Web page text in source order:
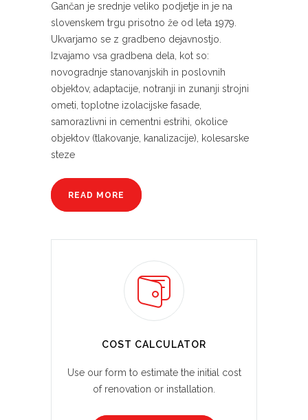
Gančan je srednje veliko podjetje in je na
slovenskem trgu prisotno že od leta 1979.
Ukvarjamo se z gradbeno dejavnostjo.
Izvajamo vsa gradbena dela, kot so:
novogradnje stanovanjskih in poslovnih
objektov, adaptacije, notranji in zunanji strojni
ometi, toplotne izolacijske fasade,
samorazlivni in cementni estrihi, okolice
objektov (tlakovanje, kanalizacije), kolesarske
steze
READ MORE
COST CALCULATOR
Use our form to estimate the initial cost
of renovation or installation.